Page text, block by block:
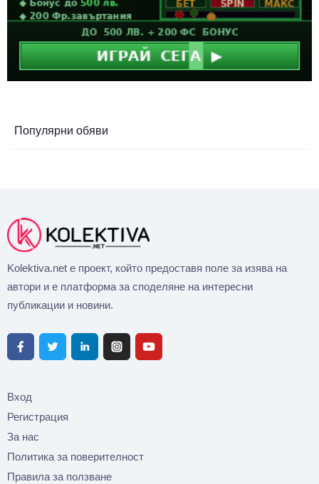
Популярни обяви
Kolektiva.net е проект, който предоставя поле за изява на
автори и е платформа за споделяне на интересни
публикации и новини.
Вход
Регистрация
За нас
Политика за поверителност
Правила за ползване